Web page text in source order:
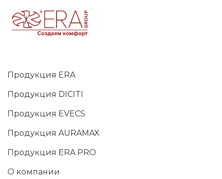
Продукция ERA
Продукция DICITI
Продукция EVECS
Продукция AURAMAX
Продукция ERA PRO
О компании